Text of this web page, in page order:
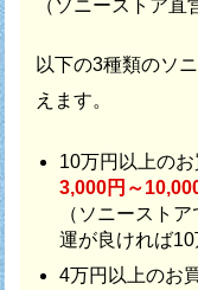
（ソニーストア直
以下の3種類のソ
えます。
10万円以上の
3,000円～
（ソニースト
運が良ければ10
4万円以上のお